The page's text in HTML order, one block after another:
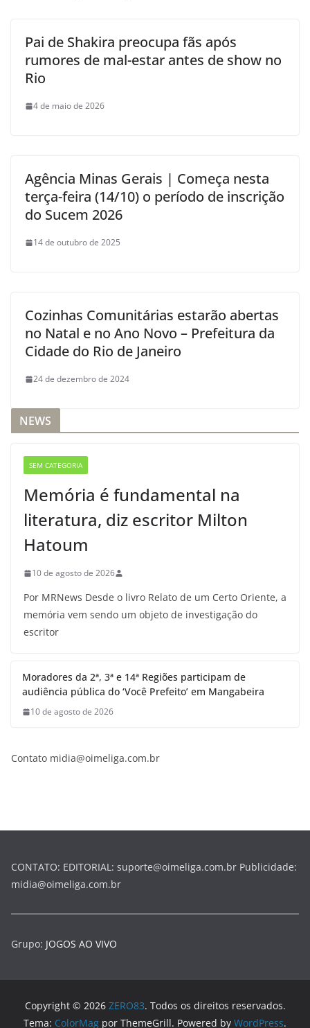
Pai de Shakira preocupa fãs após
rumores de mal-estar antes de show no
Rio
4 de maio de 2026
Agência Minas Gerais | Começa nesta
terça-feira (14/10) o período de inscrição
do Sucem 2026
14 de outubro de 2025
Cozinhas Comunitárias estarão abertas
no Natal e no Ano Novo – Prefeitura da
Cidade do Rio de Janeiro
24 de dezembro de 2024
NEWS
SEM CATEGORIA
Memória é fundamental na
literatura, diz escritor Milton
Hatoum
10 de agosto de 2026
Por MRNews Desde o livro Relato de um Certo Oriente, a
memória vem sendo um objeto de investigação do
escritor
Moradores da 2ª, 3ª e 14ª Regiões participam de
audiência pública do ‘Você Prefeito’ em Mangabeira
10 de agosto de 2026
Contato midia@oimeliga.com.br
CONTATO: EDITORIAL: suporte@oimeliga.com.br Publicidade:
midia@oimeliga.com.br
Grupo: JOGOS AO VIVO
Copyright © 2026 ZERO83. Todos os direitos reservados.
Tema: ColorMag por ThemeGrill. Powered by WordPress.